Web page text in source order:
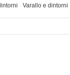
Varallo e dintorni